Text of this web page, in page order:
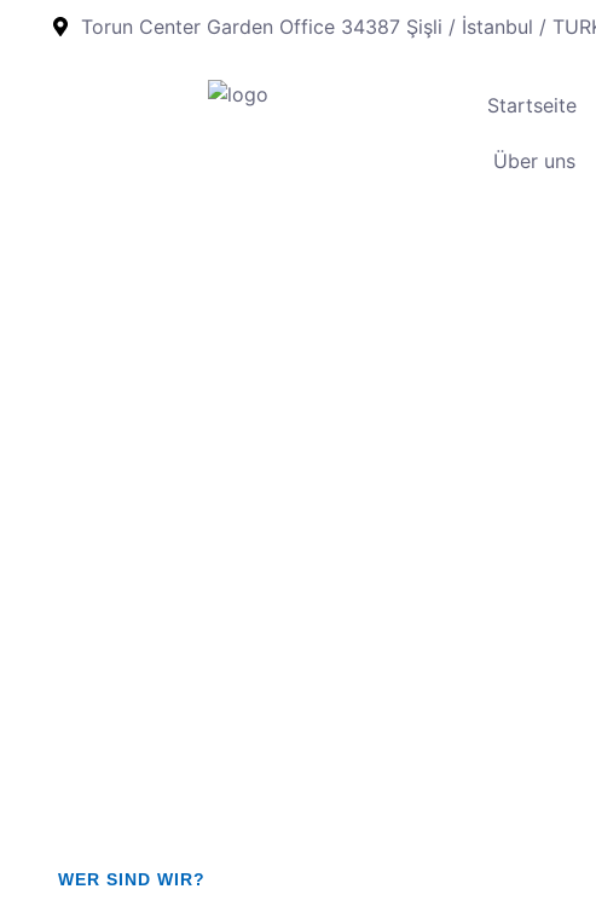
Torun Center Garden Office 34387 Şişli / İstanbul /
Startseite
Über uns
WER SIND WIR?